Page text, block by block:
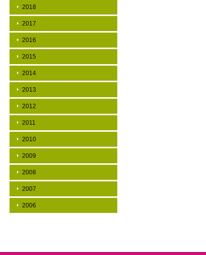
2018
2017
2016
2015
2014
2013
2012
2011
2010
2009
2008
2007
2006